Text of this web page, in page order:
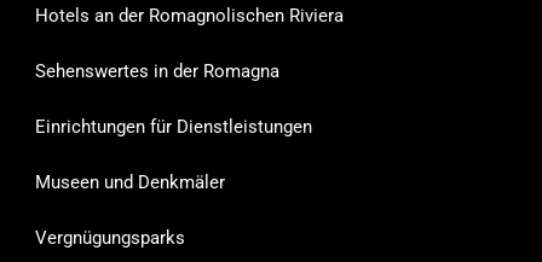
Hotels an der Romagnolischen Riviera
Sehenswertes in der Romagna
Einrichtungen für Dienstleistungen
Museen und Denkmäler
Vergnügungsparks